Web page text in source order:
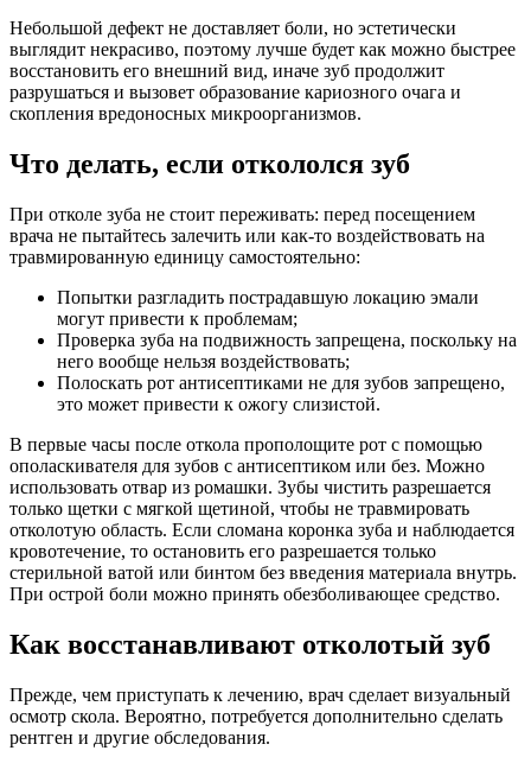
Небольшой дефект не доставляет боли, но эстетически
выглядит некрасиво, поэтому лучше будет как можно быстрее
восстановить его внешний вид, иначе зуб продолжит
разрушаться и вызовет образование кариозного очага и
скопления вредоносных микроорганизмов.
Что делать, если откололся зуб
При отколе зуба не стоит переживать: перед посещением
врача не пытайтесь залечить или как-то воздействовать на
травмированную единицу самостоятельно:
Попытки разгладить пострадавшую локацию эмали
могут привести к проблемам;
Проверка зуба на подвижность запрещена, поскольку на
него вообще нельзя воздействовать;
Полоскать рот антисептиками не для зубов запрещено,
это может привести к ожогу слизистой.
В первые часы после откола прополощите рот с помощью
ополаскивателя для зубов с антисептиком или без. Можно
использовать отвар из ромашки. Зубы чистить разрешается
только щетки с мягкой щетиной, чтобы не травмировать
отколотую область. Если сломана коронка зуба и наблюдается
кровотечение, то остановить его разрешается только
стерильной ватой или бинтом без введения материала внутрь.
При острой боли можно принять обезболивающее средство.
Как восстанавливают отколотый зуб
Прежде, чем приступать к лечению, врач сделает визуальный
осмотр скола. Вероятно, потребуется дополнительно сделать
рентген и другие обследования.